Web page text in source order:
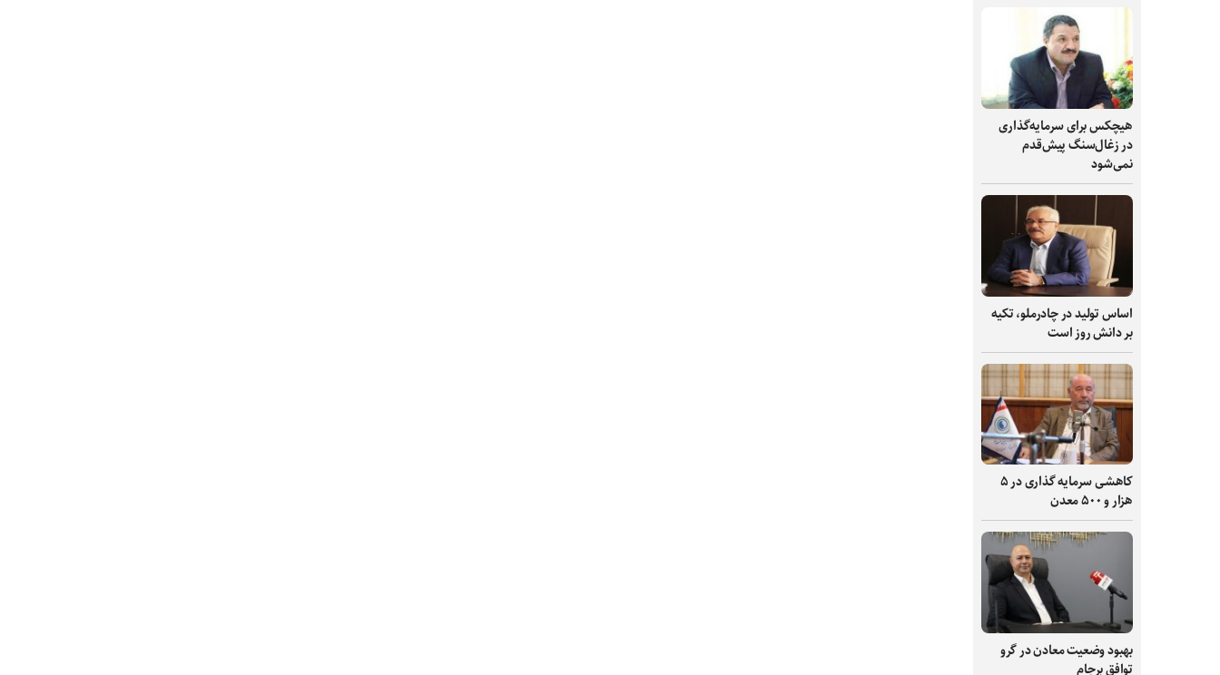
هیچکس برای سرمایه‌گذاری
در زغال‌سنگ پیش‌قدم
نمی‌شود
اساس تولید در چادرملو، تکیه
بر دانش‌ روز است
کاهشی سرمایه گذاری در ۵
هزار و ۵۰۰ معدن
بهبود وضعیت معادن در گرو
توافق برجام